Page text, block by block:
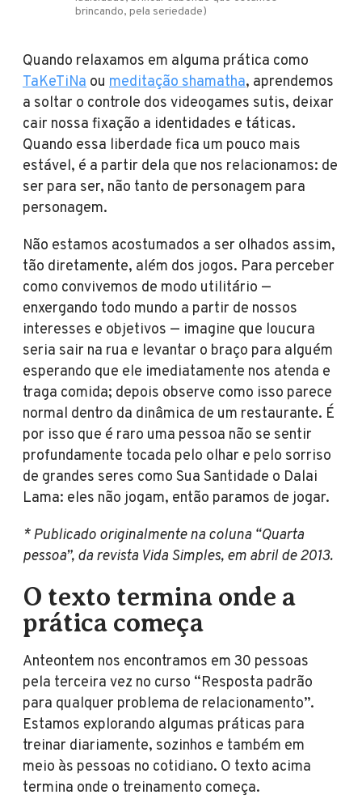
brincando, pela seriedade)
Quando relaxamos em alguma prática como
TaKeTiNa ou meditação shamatha, aprendemos
a soltar o controle dos videogames sutis, deixar
cair nossa fixação a identidades e táticas.
Quando essa liberdade fica um pouco mais
estável, é a partir dela que nos relacionamos: de
ser para ser, não tanto de personagem para
personagem.
Não estamos acostumados a ser olhados assim,
tão diretamente, além dos jogos. Para perceber
como convivemos de modo utilitário —
enxergando todo mundo a partir de nossos
interesses e objetivos — imagine que loucura
seria sair na rua e levantar o braço para alguém
esperando que ele imediatamente nos atenda e
traga comida; depois observe como isso parece
normal dentro da dinâmica de um restaurante. É
por isso que é raro uma pessoa não se sentir
profundamente tocada pelo olhar e pelo sorriso
de grandes seres como Sua Santidade o Dalai
Lama: eles não jogam, então paramos de jogar.
* Publicado originalmente na coluna “Quarta
pessoa”, da revista Vida Simples, em abril de 2013.
O texto termina onde a
prática começa
Anteontem nos encontramos em 30 pessoas
pela terceira vez no curso “Resposta padrão
para qualquer problema de relacionamento”.
Estamos explorando algumas práticas para
treinar diariamente, sozinhos e também em
meio às pessoas no cotidiano. O texto acima
termina onde o treinamento começa.